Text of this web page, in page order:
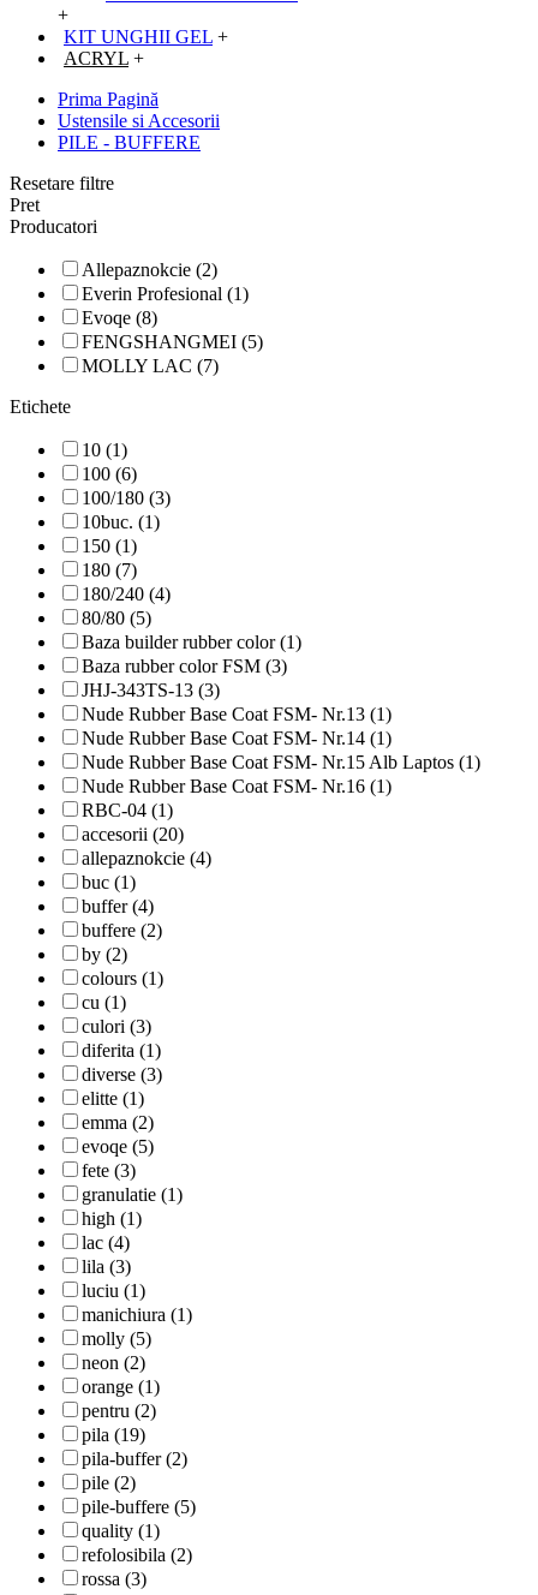
+
KIT UNGHII GEL +
ACRYL +
Prima Pagină
Ustensile si Accesorii
PILE - BUFFERE
Resetare filtre
Pret
Producatori
Allepaznokcie (2)
Everin Profesional (1)
Evoqe (8)
FENGSHANGMEI (5)
MOLLY LAC (7)
Etichete
10 (1)
100 (6)
100/180 (3)
10buc. (1)
150 (1)
180 (7)
180/240 (4)
80/80 (5)
Baza builder rubber color (1)
Baza rubber color FSM (3)
JHJ-343TS-13 (3)
Nude Rubber Base Coat FSM- Nr.13 (1)
Nude Rubber Base Coat FSM- Nr.14 (1)
Nude Rubber Base Coat FSM- Nr.15 Alb Laptos (1)
Nude Rubber Base Coat FSM- Nr.16 (1)
RBC-04 (1)
accesorii (20)
allepaznokcie (4)
buc (1)
buffer (4)
buffere (2)
by (2)
colours (1)
cu (1)
culori (3)
diferita (1)
diverse (3)
elitte (1)
emma (2)
evoqe (5)
fete (3)
granulatie (1)
high (1)
lac (4)
lila (3)
luciu (1)
manichiura (1)
molly (5)
neon (2)
orange (1)
pentru (2)
pila (19)
pila-buffer (2)
pile (2)
pile-buffere (5)
quality (1)
refolosibila (2)
rossa (3)